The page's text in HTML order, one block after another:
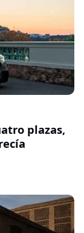
plazas,